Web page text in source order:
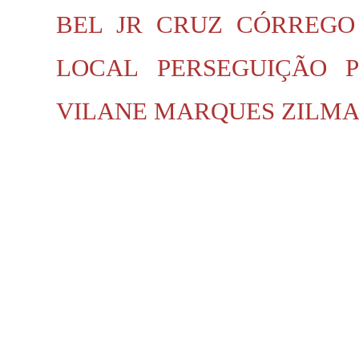
BEL JR CRUZ CÓRREGO
LOCAL
PERSEGUIÇÃO
VILANE MARQUES